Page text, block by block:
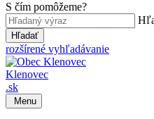
S čím pomôžeme?
Hľadať
rozšírené vyhľadávanie
Klenovec
.sk
Menu